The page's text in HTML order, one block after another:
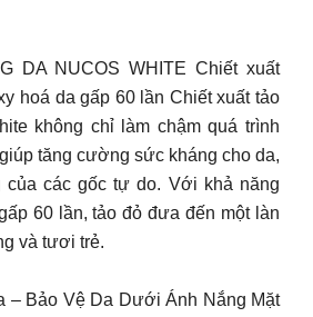
DA NUCOS WHITE Chiết xuất
hoá da gấp 60 lần Chiết xuất tảo
không chỉ làm chậm quá trình
tăng cường sức kháng cho da,
của các gốc tự do. Với khả năng
60 lần, tảo đỏ đưa đến một làn
và tươi trẻ.
– Bảo Vệ Da Dưới Ánh Nắng Mặt